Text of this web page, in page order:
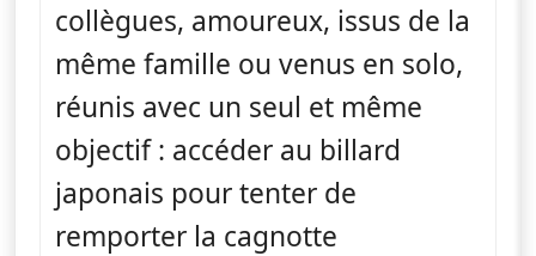
collègues, amoureux, issus de la
même famille ou venus en solo,
réunis avec un seul et même
objectif : accéder au billard
japonais pour tenter de
remporter la cagnotte